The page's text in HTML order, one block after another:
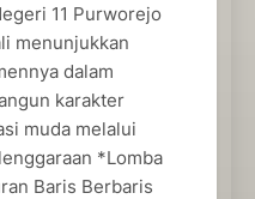
11 Purworejo
menunjukkan
dalam
karakter
muda melalui
*Lomba
Baris Berbaris